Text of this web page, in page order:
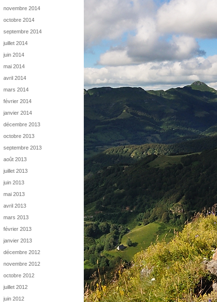
novembre 2014
octobre 2014
septembre 2014
juillet 2014
juin 2014
mai 2014
avril 2014
mars 2014
février 2014
janvier 2014
décembre 2013
octobre 2013
septembre 2013
août 2013
juillet 2013
juin 2013
mai 2013
avril 2013
mars 2013
février 2013
janvier 2013
décembre 2012
novembre 2012
octobre 2012
juillet 2012
juin 2012